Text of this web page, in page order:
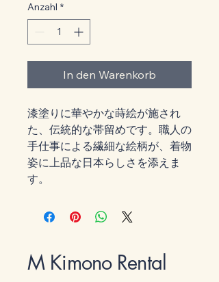
Anzahl *
In den Warenkorb
漆塗りに華やかな蒔絵が施され
た、伝統的な帯留めです。職人の
手仕事による繊細な絵柄が、着物
姿に上品な日本らしさを添えま
す。
M Kimono Rental